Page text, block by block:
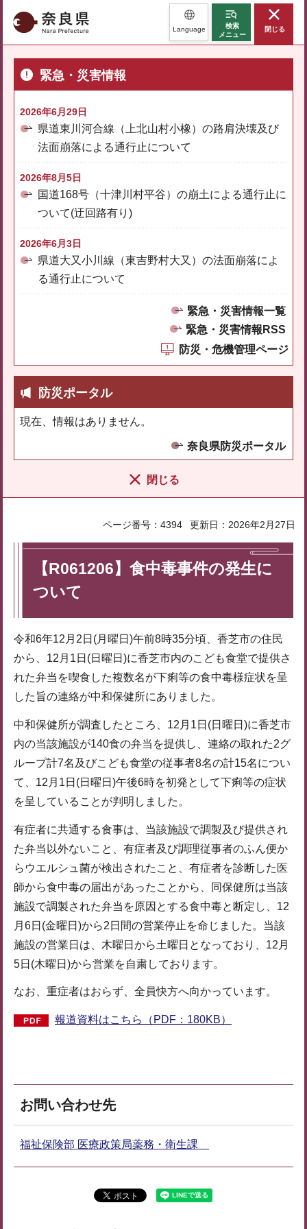
奈良県 Language
検索
メニュー
閉じる
緊急・災害情報
2026年6月29日
県道東川河合線（上北山村小橡）の路肩決壊及び
法面崩落による通行止について
2026年8月5日
国道168号（十津川村平谷）の崩土による通行止に
ついて(迂回路有り)
2026年6月3日
県道大又小川線（東吉野村大又）の法面崩落によ
る通行止について
緊急・災害情報一覧
緊急・災害情報RSS
防災・危機管理ページ
防災ポータル
現在、情報はありません。
奈良県防災ポータル
閉じる
ページ番号：4394 更新日：2026年2月27日
【R061206】食中毒事件の発生に
ついて
令和6年12月2日(月曜日)午前8時35分頃、香芝市の住民
から、12月1日(日曜日)に香芝市内のこども食堂で提供さ
れた弁当を喫食した複数名が下痢等の食中毒様症状を呈
した旨の連絡が中和保健所にありました。
中和保健所が調査したところ、12月1日(日曜日)に香芝市
内の当該施設が140食の弁当を提供し、連絡の取れた2グ
ループ計7名及びこども食堂の従事者8名の計15名につい
て、12月1日(日曜日)午後6時を初発として下痢等の症状
を呈していることが判明しました。
有症者に共通する食事は、当該施設で調製及び提供され
た弁当以外ないこと、有症者及び調理従事者のふん便か
らウエルシュ菌が検出されたこと、有症者を診断した医
師から食中毒の届出があったことから、同保健所は当該
施設で調製された弁当を原因とする食中毒と断定し、12
月6日(金曜日)から2日間の営業停止を命じました。当該
施設の営業日は、木曜日から土曜日となっており、12月
5日(木曜日)から営業を自粛しております。
なお、重症者はおらず、全員快方へ向かっています。
報道資料はこちら（PDF：180KB）
お問い合わせ先
福祉保険部 医療政策局薬務・衛生課